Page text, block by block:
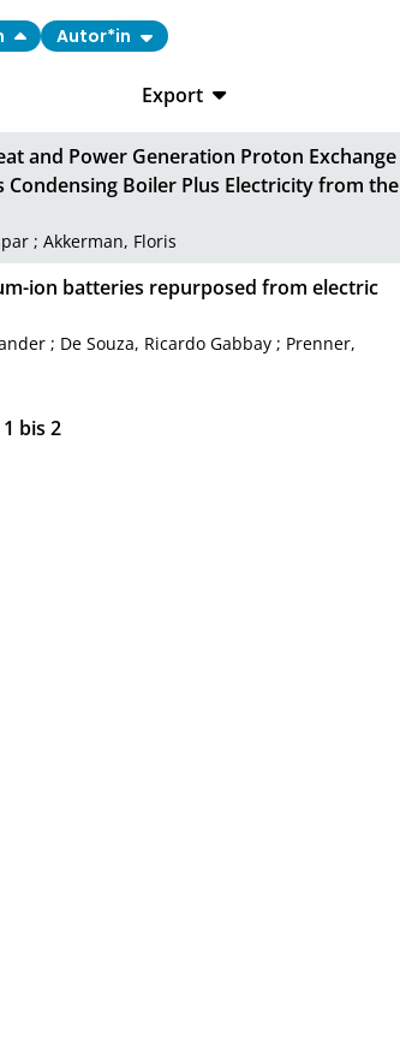
Export
CSV
RIS
Autor*in
and Power Generation Proton Exchange
Boiler Plus Electricity from the
;Akkerman, Floris
ion batteries repurposed from electric
; De Souza, Ricardo Gabbay ; Prenner,
1 bis2